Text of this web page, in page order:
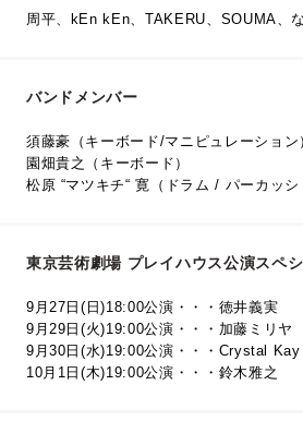
周平、kEn kEn、TAKERU、SOUMA、
バンドメンバー
須藤豪（キーボード/マニピュレーション
園畑貴之（キーボード）
松原 “マツキチ“ 寛（ドラム / パーカッシ
東京芸術劇場 プレイハウス公演スペ
9月27日(日)18:00公演・・・徳井義実
9月29日(火)19:00公演・・・加藤ミリヤ
9月30日(水)19:00公演・・・Crystal Kay
10月1日(木)19:00公演・・・鈴木雅之